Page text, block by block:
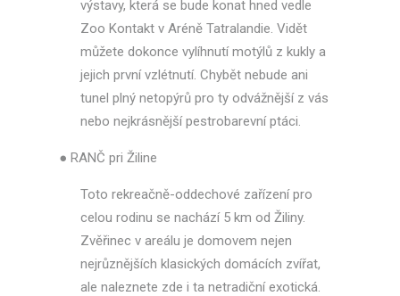
výstavy, která se bude konat hned vedle
Zoo Kontakt v Aréně Tatralandie. Vidět
můžete dokonce vylíhnutí motýlů z kukly a
jejich první vzlétnutí. Chybět nebude ani
tunel plný netopýrů pro ty odvážnější z vás
nebo nejkrásnější pestrobarevní ptáci.
● RANČ pri Žiline
Toto rekreačně-oddechové zařízení pro
celou rodinu se nachází 5 km od Žiliny.
Zvěřinec v areálu je domovem nejen
nejrůznějších klasických domácích zvířat,
ale naleznete zde i ta netradiční exotická.